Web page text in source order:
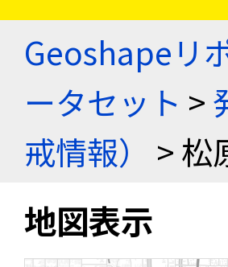
Geoshapeリ
ータセット >
戒情報）
> 松
地図表示